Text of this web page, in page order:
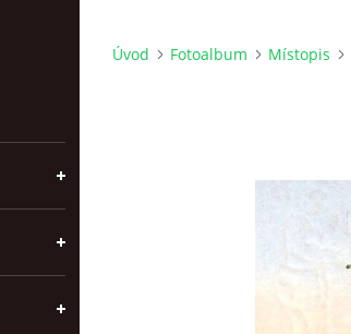
Úvod Fotoalbum Místopis